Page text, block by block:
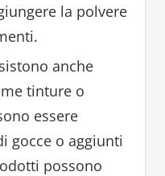
la polvere
anche
tinture o
essere
gocce o aggiunti
possono